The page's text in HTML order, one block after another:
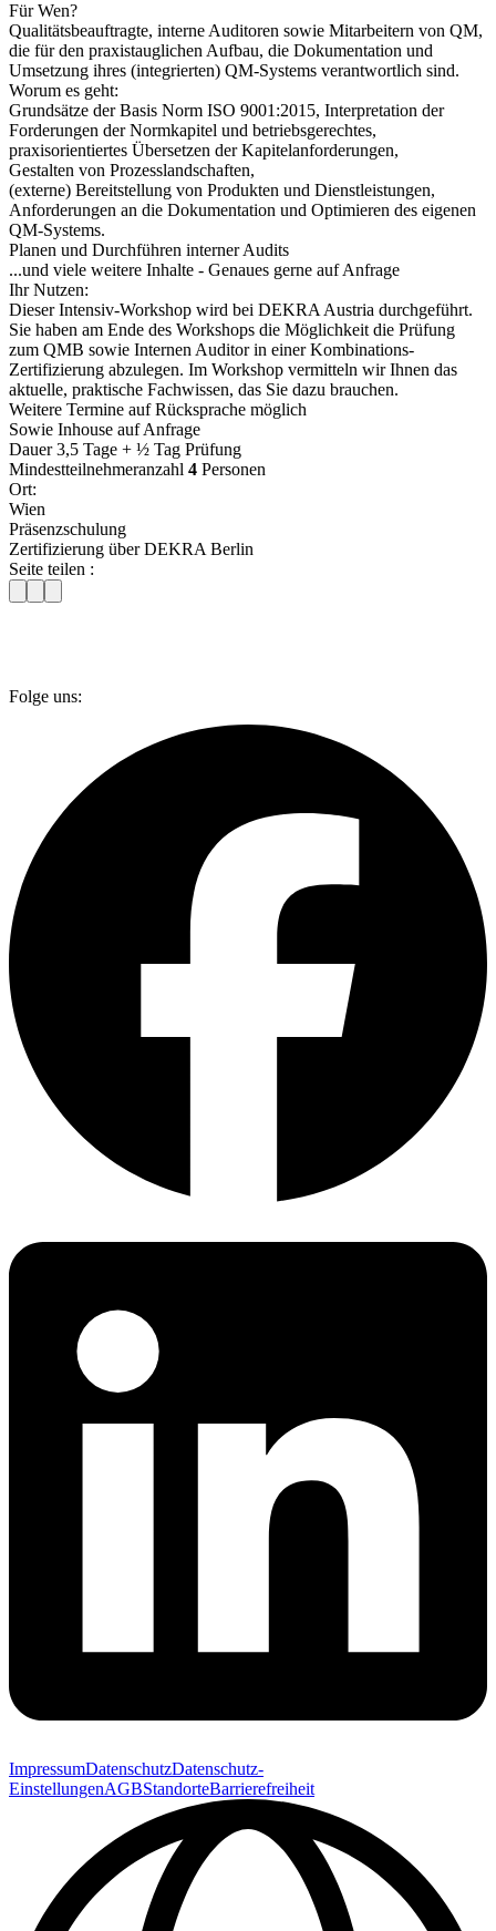
Für Wen?
Qualitätsbeauftragte, interne Auditoren sowie Mitarbeitern von QM,
die für den praxistauglichen Aufbau, die Dokumentation und
Umsetzung ihres (integrierten) QM-Systems verantwortlich sind.
Worum es geht:
Grundsätze der Basis Norm ISO 9001:2015, Interpretation der
Forderungen der Normkapitel und betriebsgerechtes,
praxisorientiertes Übersetzen der Kapitelanforderungen,
Gestalten von Prozesslandschaften,
(externe) Bereitstellung von Produkten und Dienstleistungen,
Anforderungen an die Dokumentation und Optimieren des eigenen
QM-Systems.
Planen und Durchführen interner Audits
...und viele weitere Inhalte - Genaues gerne auf Anfrage
Ihr Nutzen:
Dieser Intensiv-Workshop wird bei DEKRA Austria durchgeführt.
Sie haben am Ende des Workshops die Möglichkeit die Prüfung
zum QMB sowie Internen Auditor in einer Kombinations-
Zertifizierung abzulegen. Im Workshop vermitteln wir Ihnen das
aktuelle, praktische Fachwissen, das Sie dazu brauchen.
Weitere Termine auf Rücksprache möglich
Sowie Inhouse auf Anfrage
Dauer 3,5 Tage + ½ Tag Prüfung
Mindestteilnehmeranzahl 4 Personen
Ort:
Wien
Präsenzschulung
Zertifizierung über DEKRA Berlin
Seite teilen :
Folge uns:
ImpressumDatenschutzDatenschutz-
EinstellungenAGBStandorteBarrierefreiheit